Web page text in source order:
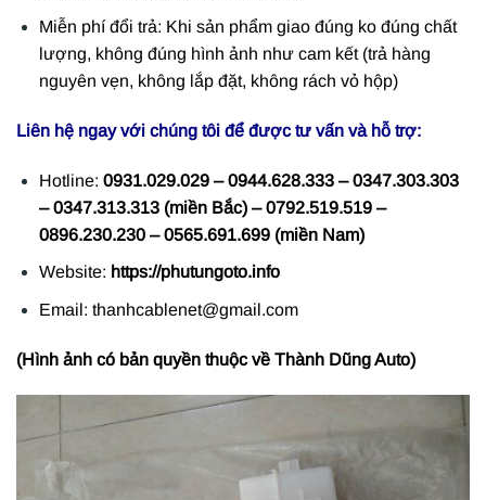
Miễn phí đổi trả: Khi sản phẩm giao đúng ko đúng chất
lượng, không đúng hình ảnh như cam kết (trả hàng
nguyên vẹn, không lắp đặt, không rách vỏ hộp)
Liên hệ ngay với chúng tôi để được tư vấn và hỗ trợ:
Hotline: 0931.029.029 – 0944.628.333 – 0347.303.303
– 0347.313.313 (miền Bắc) – 0792.519.519 –
0896.230.230 – 0565.691.699 (miền Nam)
Website: https://phutungoto.info
Email: thanhcablenet@gmail.com
(Hình ảnh có bản quyền thuộc về Thành Dũng Auto)